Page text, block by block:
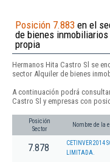
Posición 7.883 en el
de bienes
propia
Hermanos Hita Castro Sl se
sector Alquiler de bienes
A continuación podrá
Castro Sl y empresas con
Posición
Sector
Nombre de la
7.878
CETINVER 2014
LIMITADA.